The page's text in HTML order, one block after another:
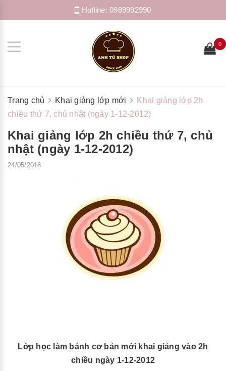
Hotline:0989992990
0
Trang chủ Khai giảng lớp mới
Khai giảng lớp 2h
chiều thứ 7, chủ nhật (ngày 1-12-2012)
Khai giảng lớp 2h chiều thứ 7, chủ
nhật (ngày 1-12-2012)
24/05/2018
Lớp học làm bánh cơ bản mới khai giảng vào 2h
chiều ngày 1-12-2012